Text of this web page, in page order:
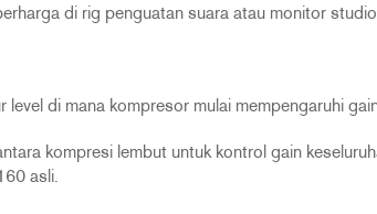
di rig penguatan suara atau monitor
level di mana kompresor mulai mempengaruhi
kompresi lembut untuk kontrol gain
asli.